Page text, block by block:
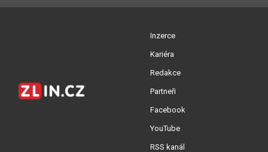
Inzerce
Kariéra
Redakce
Partneři
Facebook
YouTube
RSS kanál